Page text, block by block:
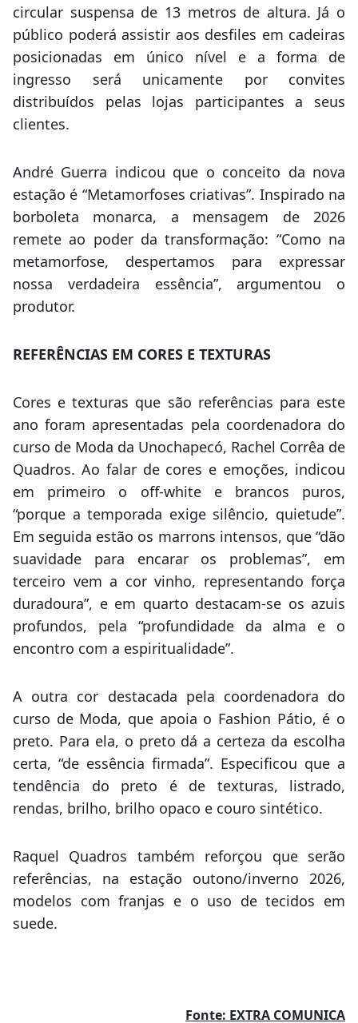
circular suspensa de 13 metros de altura. Já o
público poderá assistir aos desfiles em cadeiras
posicionadas em único nível e a forma de
ingresso será unicamente por convites
distribuídos pelas lojas participantes a seus
clientes.
André Guerra indicou que o conceito da nova
estação é “Metamorfoses criativas”. Inspirado na
borboleta monarca, a mensagem de 2026
remete ao poder da transformação: “Como na
metamorfose, despertamos para expressar
nossa verdadeira essência”, argumentou o
produtor.
REFERÊNCIAS EM CORES E TEXTURAS
Cores e texturas que são referências para este
ano foram apresentadas pela coordenadora do
curso de Moda da Unochapecó, Rachel Corrêa de
Quadros. Ao falar de cores e emoções, indicou
em primeiro o off-white e brancos puros,
“porque a temporada exige silêncio, quietude”.
Em seguida estão os marrons intensos, que “dão
suavidade para encarar os problemas”, em
terceiro vem a cor vinho, representando força
duradoura”, e em quarto destacam-se os azuis
profundos, pela “profundidade da alma e o
encontro com a espiritualidade”.
A outra cor destacada pela coordenadora do
curso de Moda, que apoia o Fashion Pátio, é o
preto. Para ela, o preto dá a certeza da escolha
certa, “de essência firmada”. Especificou que a
tendência do preto é de texturas, listrado,
rendas, brilho, brilho opaco e couro sintético.
Raquel Quadros também reforçou que serão
referências, na estação outono/inverno 2026,
modelos com franjas e o uso de tecidos em
suede.
Fonte: EXTRA COMUNICA